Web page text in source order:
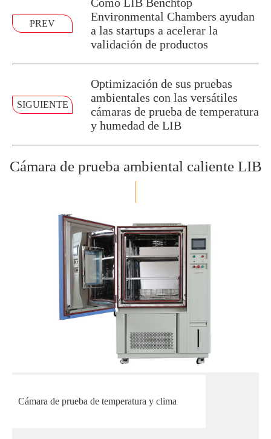
PREV
Environmental Chambers ayudan
a las startups a acelerar la
validación de productos
SIGUIENTE
Optimización de sus pruebas
ambientales con las versátiles
cámaras de prueba de temperatura
y humedad de LIB
Cámara de prueba ambiental caliente LIB
Cámara de prueba de temperatura y clima